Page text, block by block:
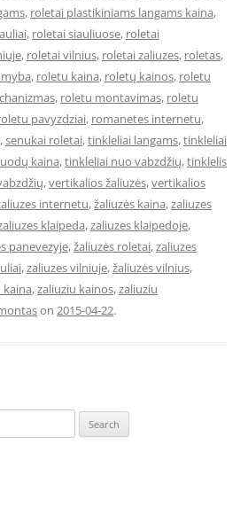
, roletai plastikiniams langams kaina,
, roletai siauliuose, roletai
, roletai vilnius, roletai zaliuzes, roletas,
, roletu kaina, roletų kainos, roletu
, roletu montavimas, roletu
pavyzdziai, romanetes internetu,
,senukai roletai,tinkleliai langams,tinkleliai
kaina,tinkleliai nuo vabzdžių,tinklelis
,vertikalios žaliuzės,vertikalios
internetu,žaliuzės kaina,zaliuzes
klaipeda,zaliuzes klaipedoje,
panevezyje,žaliuzės roletai,zaliuzes
,zaliuzes vilniuje,žaliuzės vilnius,
kaina,zaliuziu kainos,zaliuziu
on 2015-04-22.